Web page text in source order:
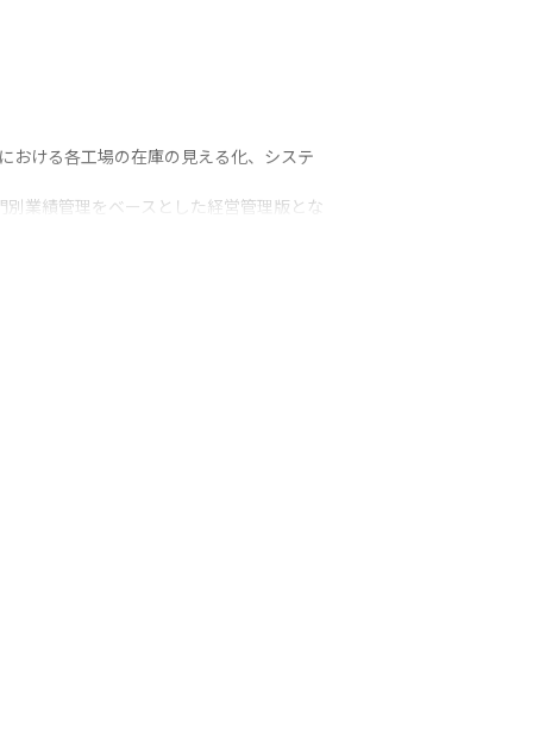
おける各工場の在庫の見える化、システ
業績管理をベースとした経営管理版とな
働の支援
、ビジネス拡大・成長を続けています。